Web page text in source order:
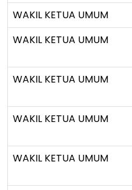
WAKIL KETUA UMUM
WAKIL KETUA UMUM
WAKIL KETUA UMUM
WAKIL KETUA UMUM
WAKIL KETUA UMUM